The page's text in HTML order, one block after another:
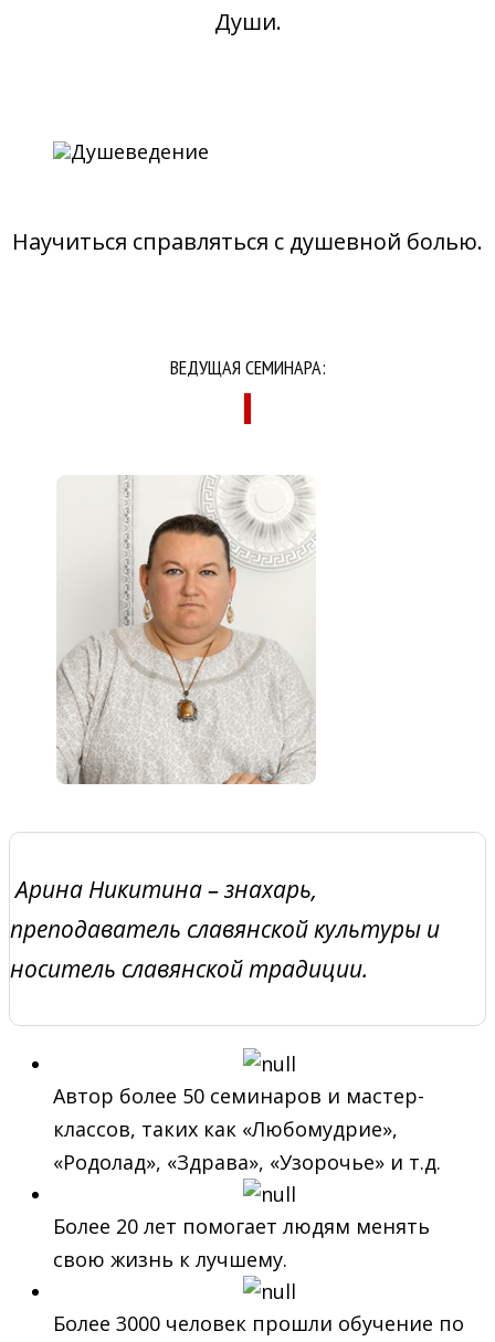
Души.
Научиться справляться с душевной болью.
ВЕДУЩАЯ СЕМИНАРА:
Арина Никитина – знахарь,
преподаватель славянской культуры и
носитель славянской традиции.
Автор более 50 семинаров и мастер-
классов, таких как «Любомудрие»,
«Родолад», «Здрава», «Узорочье» и т.д.
Более 20 лет помогает людям менять
свою жизнь к лучшему.
Более 3000 человек прошли обучение по